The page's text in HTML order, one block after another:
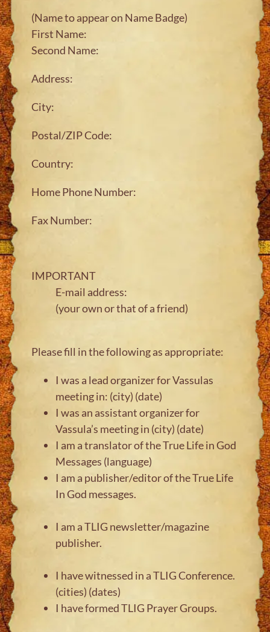
(Name to appear on Name Badge)
First Name:
Second Name:
Address:
City:
Postal/ZIP Code:
Country:
Home Phone Number:
Fax Number:
IMPORTANT
E-mail address:
(your own or that of a friend)
Please fill in the following as appropriate:
I was a lead organizer for Vassulas
meeting in: (city) (date)
I was an assistant organizer for
Vassula’s meeting in (city) (date)
I am a translator of the True Life in God
Messages (language)
I am a publisher/editor of the True Life
In God messages.
I am a TLIG newsletter/magazine
publisher.
I have witnessed in a TLIG Conference.
(cities) (dates)
I have formed TLIG Prayer Groups.